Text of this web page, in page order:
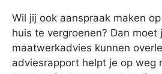
Wil jij ook aanspraak maken
huis te vergroenen? Dan moet
maatwerkadvies kunnen
adviesrapport helpt je op weg